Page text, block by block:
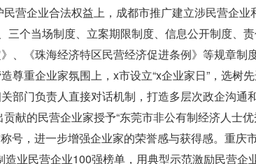
民营企业合法权益上，成都市推广建立涉民营企业
三个当场制度、立案期限制度、信息公开制度、
、《珠海经济特区民营经济促进条例》等规章制
尊重企业家氛围上，x市设立“x企业家日”，选树
部门负责人直接对话机制，打造多层次政企沟通
献的民营企业家授予“东莞市非公有制经济人士
号，进一步增强企业家的荣誉感与获得感。重庆
业民营企业100强榜单，用典型示范激励民营企